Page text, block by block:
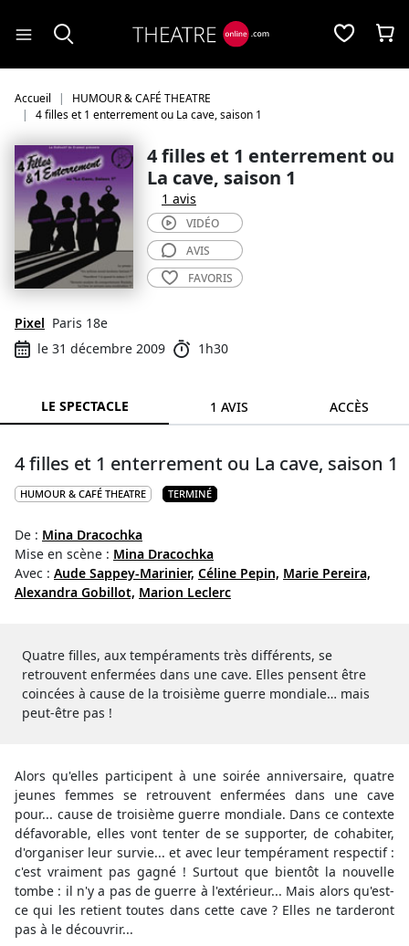
Accueil
HUMOUR & CAFÉ THEATRE
4 filles et 1 enterrement ou La cave, saison 1
4 filles et 1 enterrement ou
La cave, saison 1
1 avis
Pixel Paris 18e
le 31 décembre 2009
1h30
VIDÉO
AVIS
FAVORIS
LE SPECTACLE 1 AVIS ACCÈS
4 filles et 1 enterrement ou La cave, saison 1
HUMOUR & CAFÉ THEATRE TERMINÉ
De : Mina Dracochka
Mise en scène : Mina Dracochka
Avec : Aude Sappey-Marinier, Céline Pepin, Marie Pereira,
Alexandra Gobillot, Marion Leclerc
Quatre filles, aux tempéraments très différents, se
retrouvent enfermées dans une cave. Elles pensent être
coincées à cause de la troisième guerre mondiale… mais
peut-être pas !
Alors qu'elles participent à une soirée anniversaire, quatre
jeunes femmes se retrouvent enfermées dans une cave
pour... cause de troisième guerre mondiale. Dans ce contexte
défavorable, elles vont tenter de se supporter, de cohabiter,
d'organiser leur survie... et avec leur tempérament respectif :
c'est vraiment pas gagné ! Surtout que bientôt la nouvelle
tombe : il n'y a pas de guerre à l'extérieur... Mais alors qu'est-
ce qui les retient toutes dans cette cave ? Elles ne tarderont
pas à le découvrir...